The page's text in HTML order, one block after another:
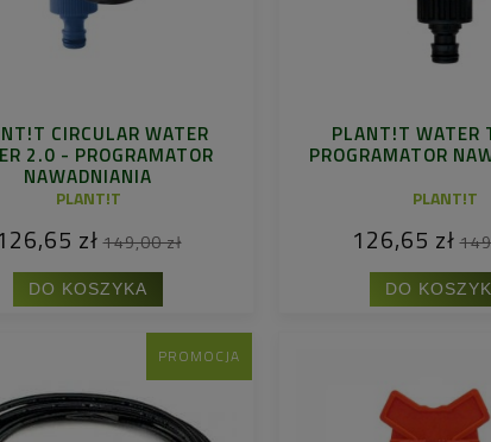
CIRCULAR WATER
2.0 - PROGRAMATOR
NAWADNIANIA
PLANT!T
zł 149,00 zł
DO KOSZYKA
PLANT!T WATER
PROGRAMATOR
PLANT!T
126,65 zł
DO
PROMOCJA